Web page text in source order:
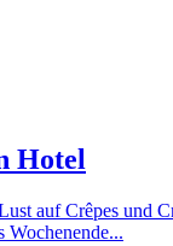
Hotel
auf Crêpes
Wochenende...